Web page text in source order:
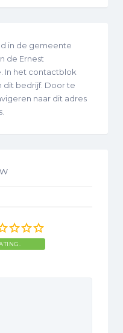
in de gemeente
de Ernest
In het contactblok
dit bedrijf. Door te
naar dit adres